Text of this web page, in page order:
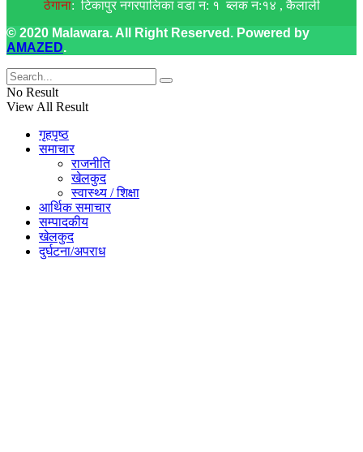
ठेगाना: टिकापुर नगरपालिका वडा न: १ ब्लक न:१४ , कैलाली
© 2020 Malawara. All Right Reserved. Powered by
AMAZED.
No Result
View All Result
गृहपृष्ठ
समाचार
राजनीति
खेलकुद
स्वास्थ्य / शिक्षा
आर्थिक समाचार
सम्पादकीय
खेलकुद
दुर्घटना/अपराध